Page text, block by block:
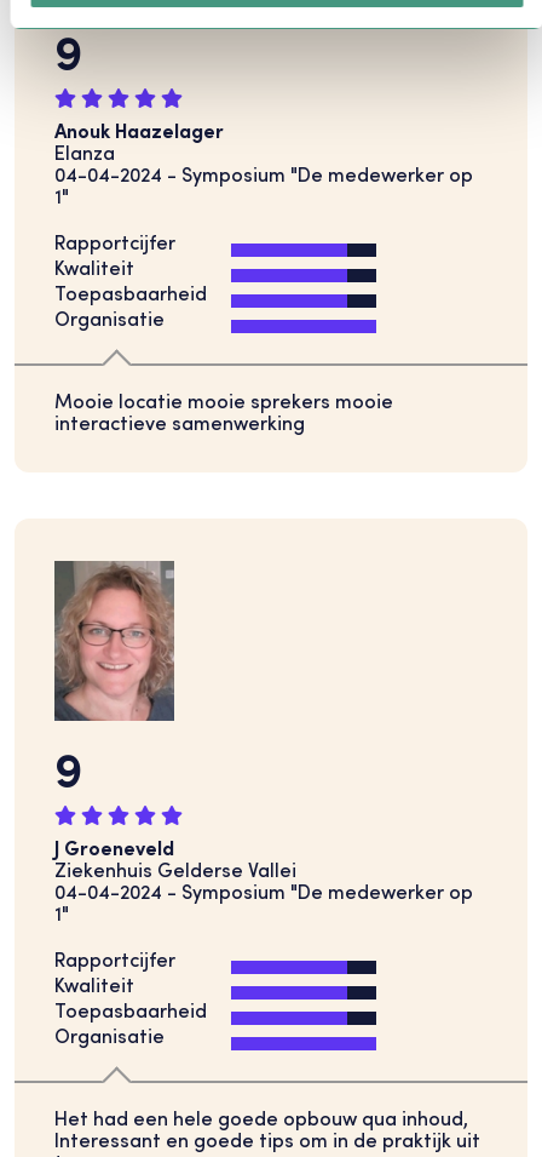
9
Anouk Haazelager
Elanza
04-04-2024 - Symposium "De medewerker op
1"
Rapportcijfer
Kwaliteit
Toepasbaarheid
Organisatie
Mooie locatie mooie sprekers mooie
interactieve samenwerking
9
J Groeneveld
Ziekenhuis Gelderse Vallei
04-04-2024 - Symposium "De medewerker op
1"
Rapportcijfer
Kwaliteit
Toepasbaarheid
Organisatie
Het had een hele goede opbouw qua inhoud,
Interessant en goede tips om in de praktijk uit